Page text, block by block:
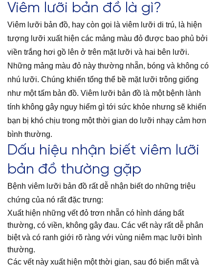
Viêm lưỡi bản đồ là gì?
Viêm lưỡi bản đồ, hay còn gọi là viêm lưỡi di trú, là hiện
tượng lưỡi xuất hiện các mảng màu đỏ được bao phủ bởi
viền trắng hơi gồ lên ở trên mặt lưỡi và hai bên lưỡi.
Những mảng màu đỏ này thường nhẵn, bóng và không có
nhú lưỡi. Chúng khiến tổng thể bề mặt lưỡi trông giống
như một tấm bản đồ. Viêm lưỡi bản đồ là một bệnh lành
tính không gây nguy hiểm gì tới sức khỏe nhưng sẽ khiến
bạn bị khó chịu trong một thời gian do lưỡi nhạy cảm hơn
bình thường.
Dấu hiệu nhận biết viêm lưỡi
bản đồ thường gặp
Bệnh viêm lưỡi bản đồ rất dễ nhận biết do những triệu
chứng của nó rất đặc trưng:
Xuất hiện những vết đỏ trơn nhẵn có hình dáng bất
thường, có viền, không gây đau. Các vết này rất dễ phân
biệt và có ranh giới rõ ràng với vùng niêm mạc lưỡi bình
thường.
Các vết này xuất hiện một thời gian, sau đó biến mất và